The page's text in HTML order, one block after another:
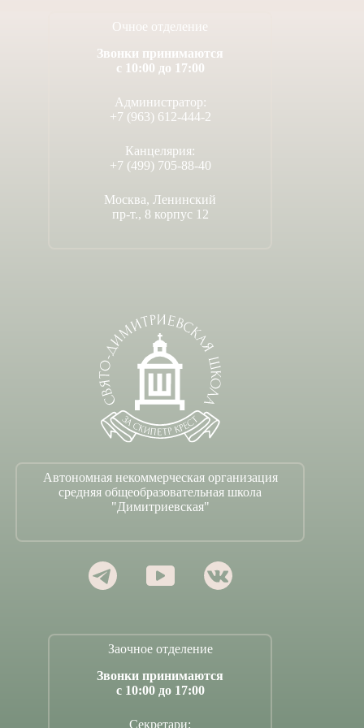
Очное отделение
Звонки принимаются
с 10:00 до 17:00
Администратор:
+7 (963) 612-444-2
Канцелярия:
+7 (499) 705-88-40
Москва, Ленинский
пр-т., 8 корпус 12
Автономная некоммерческая организация
средняя общеобразовательная школа
"Димитриевская"
Заочное отделение
Звонки принимаются
с 10:00 до 17:00
Секретари: